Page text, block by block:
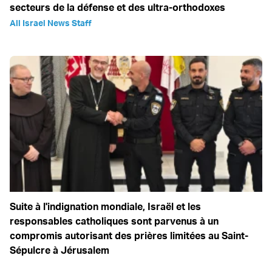
secteurs de la défense et des ultra-orthodoxes
All Israel News Staff
Suite à l'indignation mondiale, Israël et les
responsables catholiques sont parvenus à un
compromis autorisant des prières limitées au Saint-
Sépulcre à Jérusalem